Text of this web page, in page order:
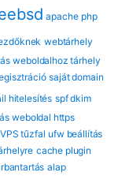
apache php
webtárhely
weboldalhoz tárhely
saját domain
hitelesítés spf dkim
weboldal https
VPS tűzfal ufw beállítás
cache plugin
alap